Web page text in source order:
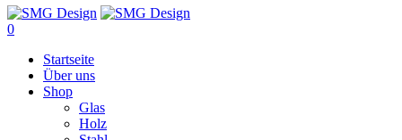
0
Startseite
Über uns
Shop
Glas
Holz